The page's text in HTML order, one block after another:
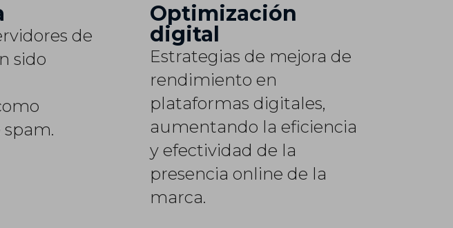
de
sido
Optimización
digital
Estrategias de mejora de
rendimiento en
plataformas digitales,
aumentando la eficiencia
y efectividad de la
presencia online de la
marca.